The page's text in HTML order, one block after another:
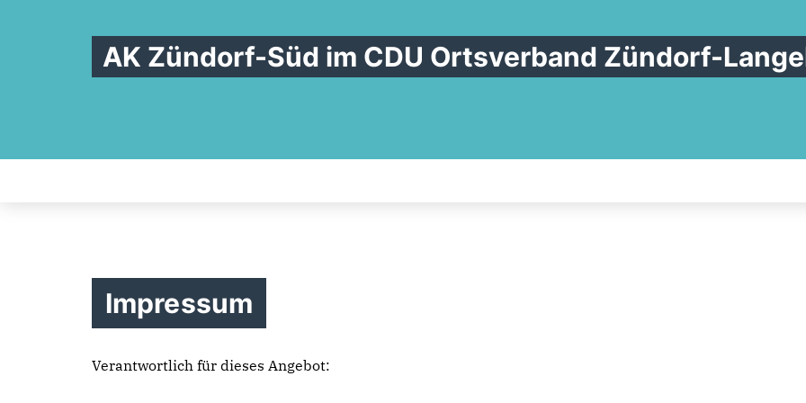
AK Zündorf-Süd im CDU Ortsverband Zündorf-
Impressum
Verantwortlich für dieses Angebot: